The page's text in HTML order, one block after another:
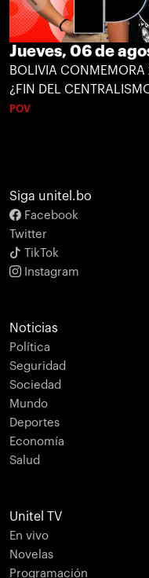
Jueves, 06 de
BOLIVIA
¿FIN DEL
POV
Siga unitel.bo
Facebook
Twitter
TikTok
Instagram
Noticias
Política
Seguridad
Sociedad
Mundo
Deportes
Economía
Salud
Unitel TV
En vivo
Novelas
Programación